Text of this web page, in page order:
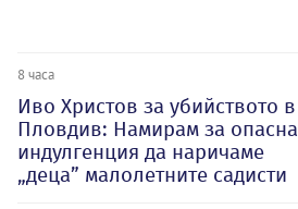
8 часа
Иво Христов за убийството в
Пловдив: Намирам за опасна
индулгенция да наричаме
„деца” малолетните садисти